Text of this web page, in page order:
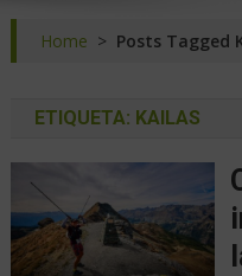
Home > Posts Tagged
ETIQUETA: KAILAS